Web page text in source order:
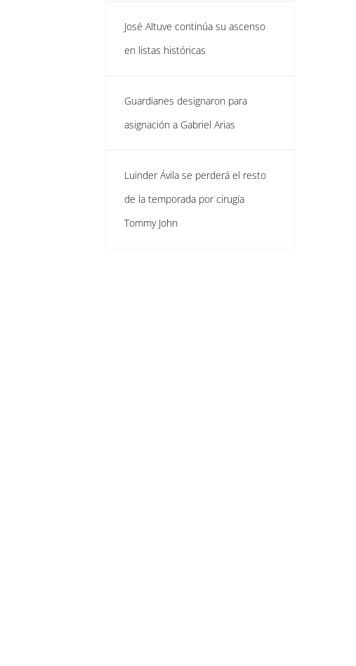
José Altuve continúa su ascenso
en listas históricas
Guardianes designaron para
asignación a Gabriel Arias
Luinder Ávila se perderá el resto
de la temporada por cirugía
Tommy John